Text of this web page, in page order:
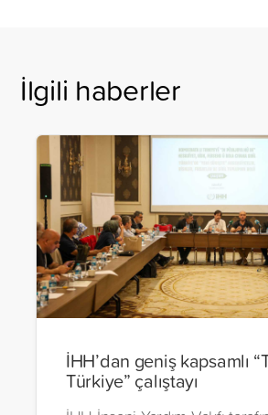
İlgili haberler
İHH’dan geniş kapsamlı
Türkiye” çalıştayı